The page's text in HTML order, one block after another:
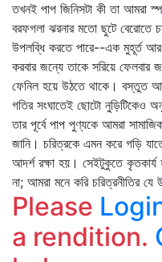
তখনই পাপ জিনিসটা কী তা আমরা
বরফগলা ঝরনার মতো ছুটে বেরোতে
উপলব্ধি করতে পারে--এক মুহূর্ত
করবার জন্যে তাকে সরিয়ে ফেলবার
ফেনিল হয়ে উঠতে থাকে। বস্তুত
গতির সংঘাতেই ছোটো নুড়িটিকেও
তার পূর্বে পাপ পুণ্যকে আমরা
জানি। চরিত্রকে এমন করে গড়ি
আদর্শ রক্ষা হয়। সেইটুকুতে
না; আমরা মনে করি চরিত্রনীতির
Please
a rendition.